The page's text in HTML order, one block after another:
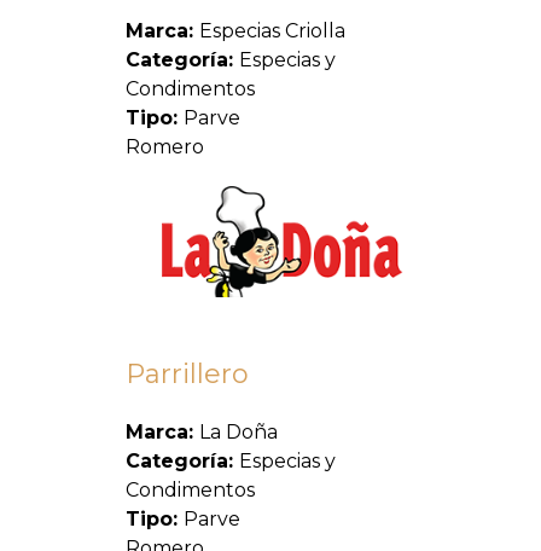
Marca: Especias Criolla
Categoría: Especias y
Condimentos
Tipo: Parve
Romero
Parrillero
Marca: La Doña
Categoría: Especias y
Condimentos
Tipo: Parve